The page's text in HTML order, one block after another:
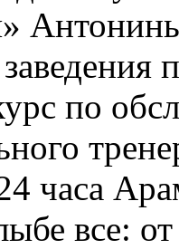
по
часа
все: